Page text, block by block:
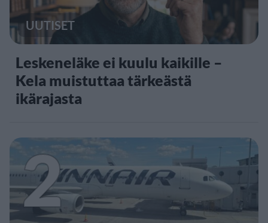
UUTISET
Leskeneläke ei kuulu kaikille –
Kela muistuttaa tärkeästä
ikärajasta
2